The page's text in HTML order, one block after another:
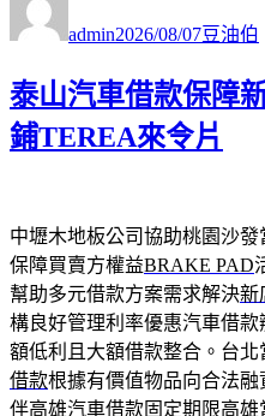
者
admin佈
期:
2026/08/07類
豆油伯
泰山汽車借款保障
鋪TEREA來令片
中壢木地板公司協助桃園沙發
保障買賣方權益BRAKE PAD
幫助多元借款方案需求解決新
構良好管理利率優惠汽車借款
額低利且大額借款整合。台
借款根據有價值物品向合法
伴高雄汽車借款固定期限高